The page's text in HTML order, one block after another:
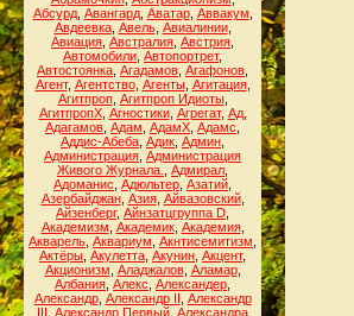
Абсурд, Авангард, Аватар, Аввакум
Авдеевка, Авель, Авиалинии,
Авиация Австралия Австрия
Автомобили Автопортрет,
Автостоянка Агадамов Агафонов
Агент, Агентство, Агенты, Агитация,
Агитпроп, Агитпроп Идиоты,
АгитпропХ, Агностики, Агрегат, Ад,
Адагамов Адам АдамХ Адамс
Аддис-Абеба Адик Админ
Администрация Администрация
Живого Журнала.
Адмирал
Адоманис Адюльтер Азатий
Азербайджан, Азия, Айвазовский,
Айзенберг, Айнзатцгруппа D
Академизм Академик, Академия,
Акварель Аквариум Акнтисемитизм
Актёры Акулетта Акунин Акцент,
Акционизм Аладжалов, Аламар,
Албания Алекс Александер
Александр, Александр II Александр
III Александр Первый Александра